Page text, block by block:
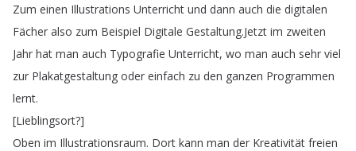
Zum einen Illustrations Unterricht und dann auch die digitalen
Fächer also zum Beispiel Digitale Gestaltung.Jetzt im zweiten
Jahr hat man auch Typografie Unterricht, wo man auch sehr viel
zur Plakatgestaltung oder einfach zu den ganzen Programmen
lernt.
[Lieblingsort?]
Oben im Illustrationsraum. Dort kann man der Kreativität freien